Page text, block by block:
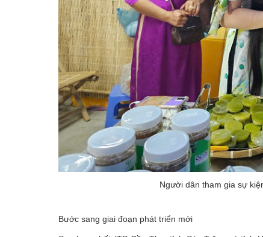
Người dân tham gia sự
Bước sang giai đoạn phát triển mới